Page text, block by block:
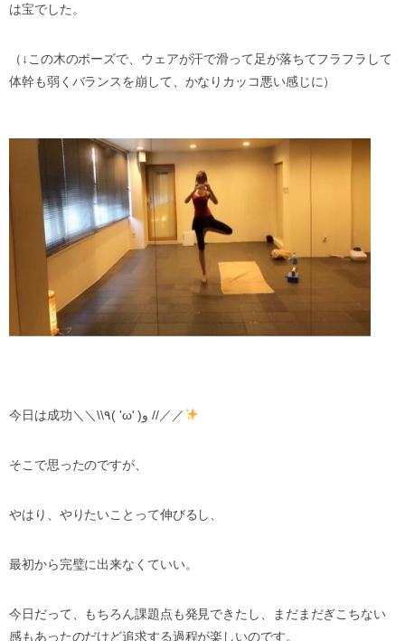
は宝でした。
（↓この木のポーズで、ウェアが汗で滑って足が落ちてフラフラして
体幹も弱くバランスを崩して、かなりカッコ悪い感じに）
今日は成功＼＼\\٩( 'ω' )و //／／
そこで思ったのですが、
やはり、やりたいことって伸びるし、
最初から完璧に出来なくていい。
今日だって、もちろん課題点も発見できたし、まだまだぎこちない
感もあったのだけど追求する過程が楽しいのです。